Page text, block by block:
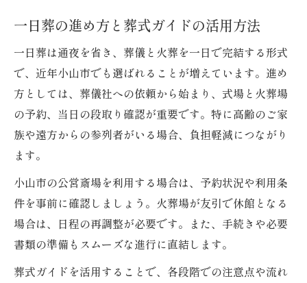
一日葬の進め方と葬式ガイドの活用方法
一日葬は通夜を省き、葬儀と火葬を一日で完結する形式
で、近年小山市でも選ばれることが増えています。進め
方としては、葬儀社への依頼から始まり、式場と火葬場
の予約、当日の段取り確認が重要です。特に高齢のご家
族や遠方からの参列者がいる場合、負担軽減につながり
ます。
小山市の公営斎場を利用する場合は、予約状況や利用条
件を事前に確認しましょう。火葬場が友引で休館となる
場合は、日程の再調整が必要です。また、手続きや必要
書類の準備もスムーズな進行に直結します。
葬式ガイドを活用することで、各段階での注意点や流れ